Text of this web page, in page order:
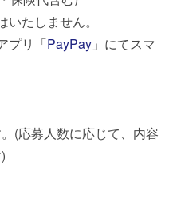
たしません。
プリ「PayPay 」にてスマ
(応募人数に応じて、内容